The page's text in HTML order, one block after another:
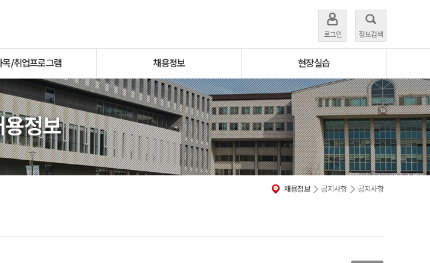
로그인 정보검색
목/취업프로그램 채용정보 현장실습
용정보
채용정보 공지사항 공지사항